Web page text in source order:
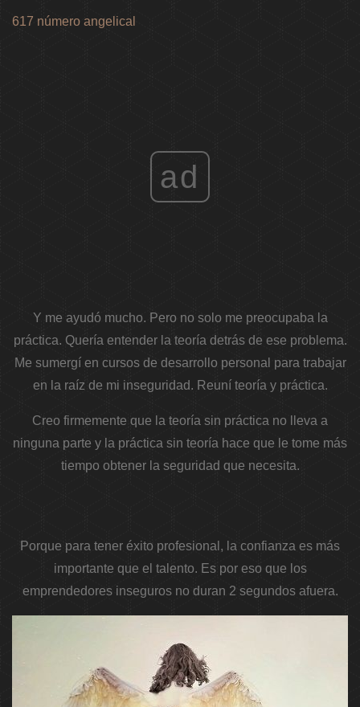
617 número angelical
ad
Y me ayudó mucho. Pero no solo me preocupaba la
práctica. Quería entender la teoría detrás de ese problema.
Me sumergí en cursos de desarrollo personal para trabajar
en la raíz de mi inseguridad. Reuní teoría y práctica.
Creo firmemente que la teoría sin práctica no lleva a
ninguna parte y la práctica sin teoría hace que le tome más
tiempo obtener la seguridad que necesita.
Porque para tener éxito profesional, la confianza es más
importante que el talento. Es por eso que los
emprendedores inseguros no duran 2 segundos afuera.